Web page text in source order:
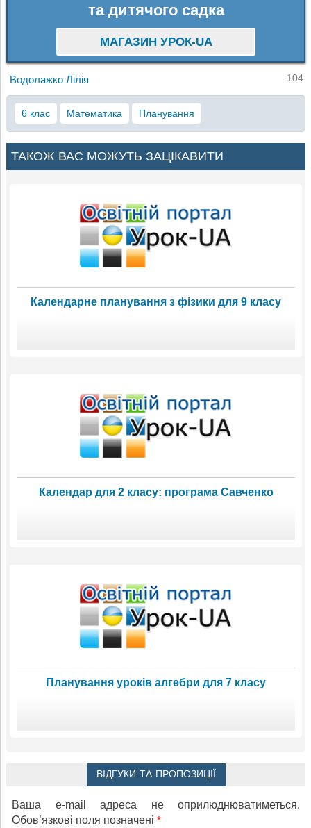
та дитячого садка
МАГАЗИН УРОК-UA
Водолажко Лілія 104
6 клас Математика Планування
ТАКОЖ ВАС МОЖУТЬ ЗАЦІКАВИТИ
Календарне планування з фізики для 9 класу
Календар для 2 класу: програма Савченко
Планування уроків алгебри для 7 класу
ВІДГУКИ ТА ПРОПОЗИЦІЇ
Ваша e-mail адреса не оприлюднюватиметься.
Обов’язкові поля позначені *